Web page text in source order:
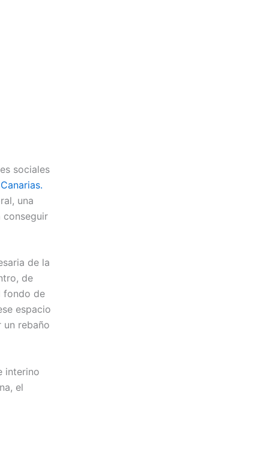
sociales
una
conseguir
de la
de
fondo de
espacio
rebaño
interino
el